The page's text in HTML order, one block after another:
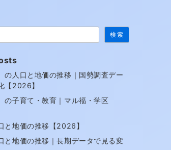
検索
の人口と地価の推移｜国勢調査デー
【2026】
の子育て・教育｜マル福・学区
と地価の推移【2026】
と地価の推移｜長期データで見る変